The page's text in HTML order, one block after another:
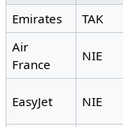
Emirates
TAK
Air
France
NIE
EasyJet NIE